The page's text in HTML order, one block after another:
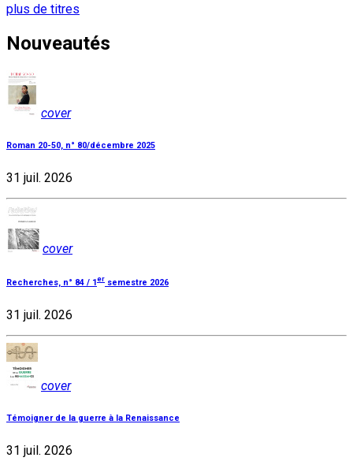
plus de titres
Nouveautés
cover
Roman 20-50, n° 80/décembre 2025
31 juil. 2026
cover
Recherches, n° 84 / 1 er semestre 2026
31 juil. 2026
cover
Témoigner de la guerre à la Renaissance
31 juil. 2026